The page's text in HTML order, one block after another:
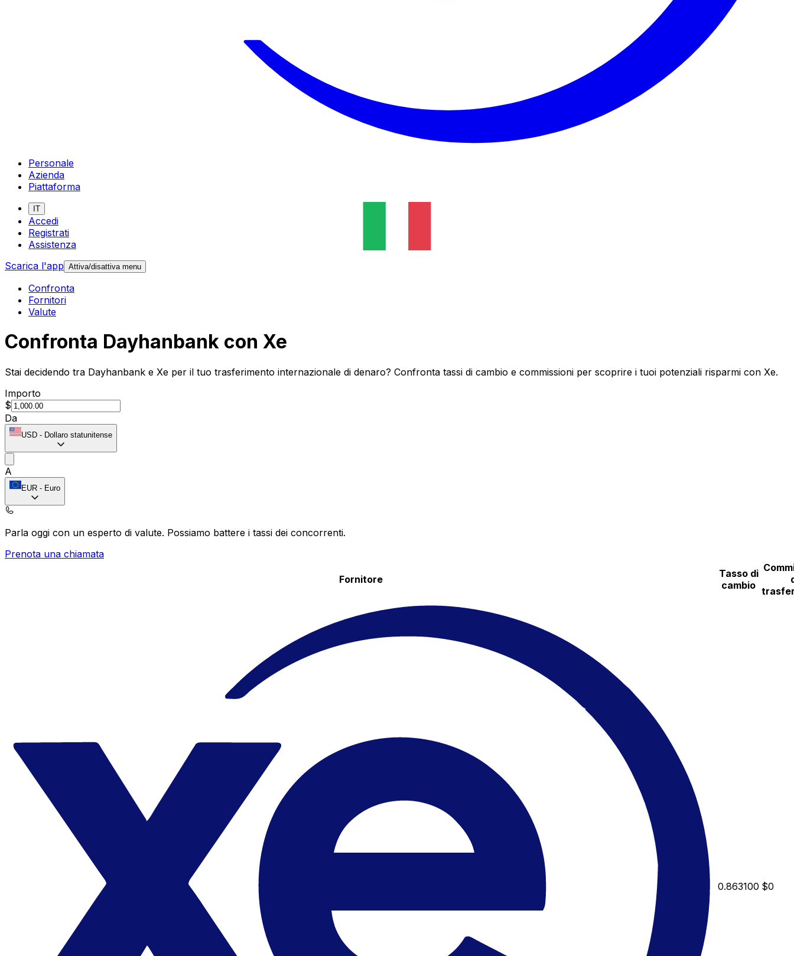
Personale
Azienda
Piattaforma
IT
Accedi
Registrati
Assistenza
Scarica l'app Attiva/disattiva menu
Confronta
Fornitori
Valute
Confronta Dayhanbank con Xe
Stai decidendo tra Dayhanbank e Xe per il tuo trasferimento internazionale di denaro? Confronta tassi di cambio e commissioni per scoprire i tuoi potenziali risparmi con Xe.
Importo
$
Da
USD - Dollaro statunitense
A
EUR - Euro
Parla oggi con un esperto di valute. Possiamo battere i tassi dei concorrenti.
Prenota una chiamata
Fornitore
Tasso di
cambio
0.863100 $0